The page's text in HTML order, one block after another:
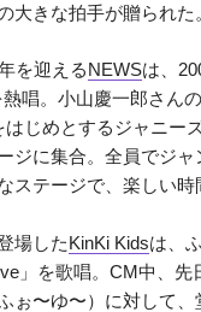
大きな拍手が贈られた
を迎えるNEWSは、
唱。小山慶一郎さん
じめとするジャニー
ジに集合。全員でジャ
ステージで、楽しい時
場したKinKi Kidsは、
」を歌唱。CM中、先
ぉ〜ゆ〜）に対して、